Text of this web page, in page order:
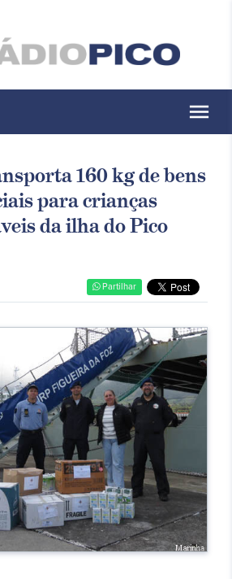
menu
160 kg de bens
para crianças
da ilha do Pico
Partilhar